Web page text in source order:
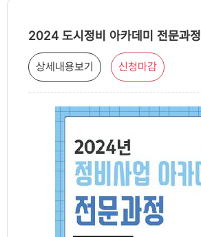
2024 도시정비 아카데미 전문과정
상세내용보기 신청마감